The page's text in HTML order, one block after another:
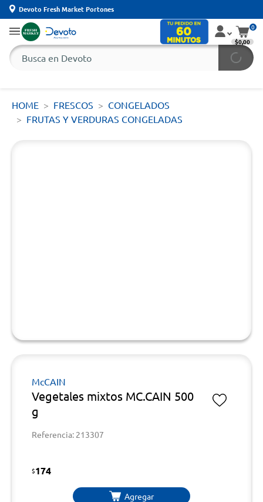
Devoto Fresh Market Portones
0
$0,00
HOME FRESCOS
CONGELADOS
FRUTAS Y VERDURAS CONGELADAS
McCAIN
Vegetales mixtos MC.CAIN 500
g
Referencia: 213307
$174
Agregar